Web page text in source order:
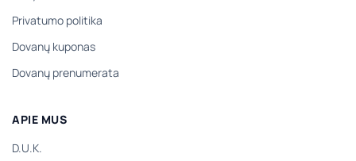
Privatumo politika
Dovanų kuponas
Dovanų prenumerata
APIE MUS
D.U.K.